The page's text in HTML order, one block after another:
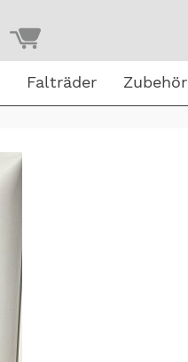
Falträder Zubehör